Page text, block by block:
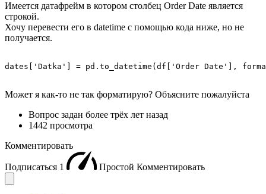
Имеется датафрейм в котором столбец Order Date является
строкой.
Хочу перевести его в datetime с помощью кода ниже, но не
получается.
dates['Datka'] = pd.to_datetime(df['Order Date'],
Может я как-то не так форматирую? Объясните пожалуйста
Вопрос задан более трёх лет назад
1442 просмотра
Комментировать
Подписаться 1 Простой Комментировать